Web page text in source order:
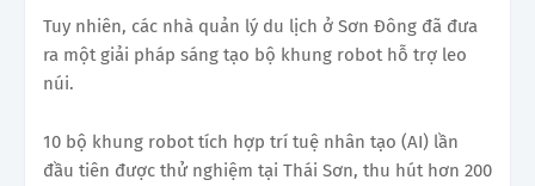
Tuy nhiên, các nhà quản lý du lịch ở Sơn Đông đã đưa
ra một giải pháp sáng tạo bộ khung robot hỗ trợ leo
núi.
10 bộ khung robot tích hợp trí tuệ nhân tạo (AI) lần
đầu tiên được thử nghiệm tại Thái Sơn, thu hút hơn 200